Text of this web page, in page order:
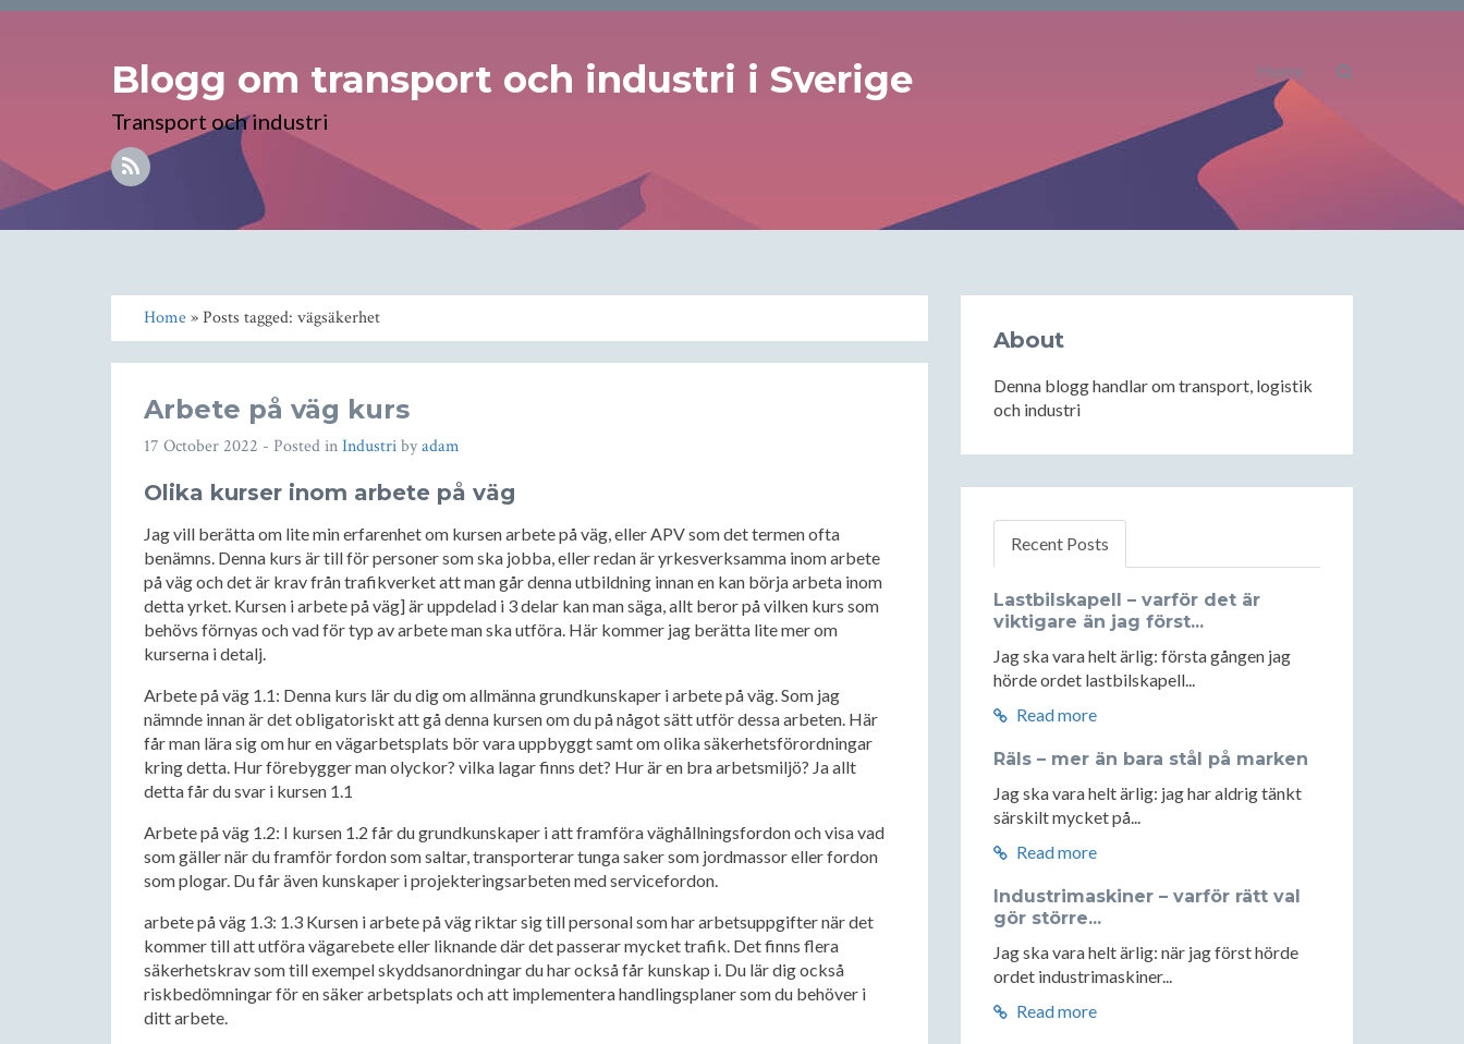
Blogg om transport och industri i Sverige
Transport och industri
Home
Home» Posts tagged: vägsäkerhet
Arbete på väg kurs
17 October 2022 - Posted inIndustribyadam
Olika kurser inom arbete på väg
Jag vill berätta om lite min erfarenhet om kursen arbete på väg, eller APV som det termen ofta
benämns. Denna kurs är till för personer som ska jobba, eller redan är yrkesverksamma inom arbete
på väg och det är krav från trafikverket att man går denna utbildning innan en kan börja arbeta inom
detta yrket. Kursen i arbete på väg] är uppdelad i 3 delar kan man säga, allt beror på vilken kurs som
behövs förnyas och vad för typ av arbete man ska utföra. Här kommer jag berätta lite mer om
kurserna i detalj.
Arbete på väg 1.1: Denna kurs lär du dig om allmänna grundkunskaper i arbete på väg. Som jag
nämnde innan är det obligatoriskt att gå denna kursen om du på något sätt utför dessa arbeten. Här
får man lära sig om hur en vägarbetsplats bör vara uppbyggt samt om olika säkerhetsförordningar
kring detta. Hur förebygger man olyckor? vilka lagar finns det? Hur är en bra arbetsmiljö? Ja allt
detta får du svar i kursen 1.1
Arbete på väg 1.2: I kursen 1.2 får du grundkunskaper i att framföra väghållningsfordon och visa vad
som gäller när du framför fordon som saltar, transporterar tunga saker som jordmassor eller fordon
som plogar. Du får även kunskaper i projekteringsarbeten med servicefordon.
arbete på väg 1.3: 1.3 Kursen i arbete på väg riktar sig till personal som har arbetsuppgifter när det
kommer till att utföra vägarebete eller liknande där det passerar mycket trafik. Det finns flera
säkerhetskrav som till exempel skyddsanordningar du har också får kunskap i. Du lär dig också
riskbedömningar för en säker arbetsplats och att implementera handlingsplaner som du behöver i
ditt arbete.
About
Denna blogg handlar om transport, logistik
och industri
Recent Posts
Lastbilskapell – varför det är
viktigare än jag först...
Jag ska vara helt ärlig: första gången jag
hörde ordet lastbilskapell...
Read more
Räls – mer än bara stål på marken
Jag ska vara helt ärlig: jag har aldrig tänkt
särskilt mycket på...
Read more
Industrimaskiner – varför rätt val
gör större...
Jag ska vara helt ärlig: när jag först hörde
ordet industrimaskiner...
Read more